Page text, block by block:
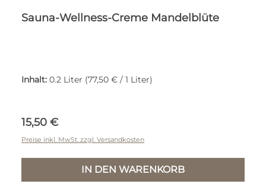
Sauna-Wellness-Creme Mandelblüte
Inhalt: 0.2 Liter (77,50 € / 1 Liter)
Regulärer Preis:
15,50 €
Preise inkl. MwSt. zzgl. Versandkosten
IN DEN WARENKORB